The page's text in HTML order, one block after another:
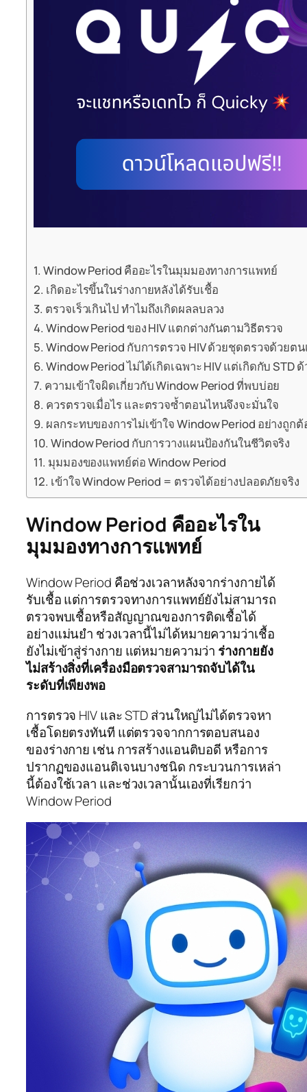
Window Period คืออะไรในมุมมองทางการแพทย์
เกิดอะไรขึ้นในร่างกายหลังได้รับเชื้อ
ตรวจเร็วเกินไป ทำไมถึงเกิดผลลบลวง
Window Period ของ HIV แตกต่างกันตามวิธีตรวจ
Window Period กับการตรวจ HIV ด้วยชุดตรวจด้วยตน
Window Period ไม่ได้เกิดเฉพาะ HIV แต่เกิดกับ STD
ความเข้าใจผิดเกี่ยวกับ Window Period ที่พบบ่อย
ควรตรวจเมื่อไร และตรวจซ้ำตอนไหนจึงจะมั่นใจ
ผลกระทบของการไม่เข้าใจ Window Period อย่างถูกต้
Window Period กับการวางแผนป้องกันในชีวิตจริง
มุมมองของแพทย์ต่อ Window Period
เข้าใจ Window Period = ตรวจได้อย่างปลอดภัยจริง
Window Period คืออะไรใน
มุมมองทางการแพทย์
Window Period คือช่วงเวลาหลังจากร่างกายได้
รับเชื้อ แต่การตรวจทางการแพทย์ยังไม่สามารถ
ตรวจพบเชื้อหรือสัญญาณของการติดเชื้อได้
อย่างแม่นยำ ช่วงเวลานี้ไม่ได้หมายความว่าเชื้อ
ยังไม่เข้าสู่ร่างกาย แต่หมายความว่า ร่างกายยัง
ไม่สร้างสิ่งที่เครื่องมือตรวจสามารถจับได้ใน
ระดับที่เพียงพอ
การตรวจ HIV และ STD ส่วนใหญ่ไม่ได้ตรวจหา
เชื้อโดยตรงทันที แต่ตรวจจากการตอบสนอง
ของร่างกาย เช่น การสร้างแอนติบอดี หรือการ
ปรากฏของแอนติเจนบางชนิด กระบวนการเหล่า
นี้ต้องใช้เวลา และช่วงเวลานั้นเองที่เรียกว่า
Window Period